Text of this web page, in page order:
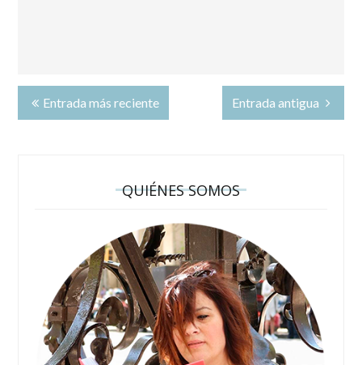
Entrada más reciente Entrada antigua
QUIÉNES SOMOS